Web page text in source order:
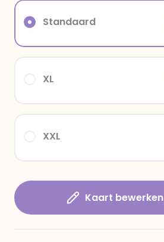
XXL
XL
Standaard
Kaart bewerken